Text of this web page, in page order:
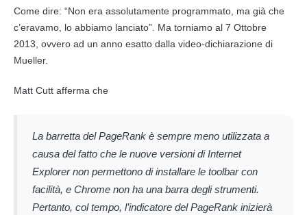
Come dire: “Non era assolutamente programmato, ma già che
c’eravamo, lo abbiamo lanciato”. Ma torniamo al 7 Ottobre
2013, ovvero ad un anno esatto dalla video-dichiarazione di
Mueller.
Matt Cutt afferma che
La barretta del PageRank è sempre meno utilizzata a
causa del fatto che le nuove versioni di Internet
Explorer non permettono di installare le toolbar con
facilità, e Chrome non ha una barra degli strumenti.
Pertanto, col tempo, l’indicatore del PageRank inizierà